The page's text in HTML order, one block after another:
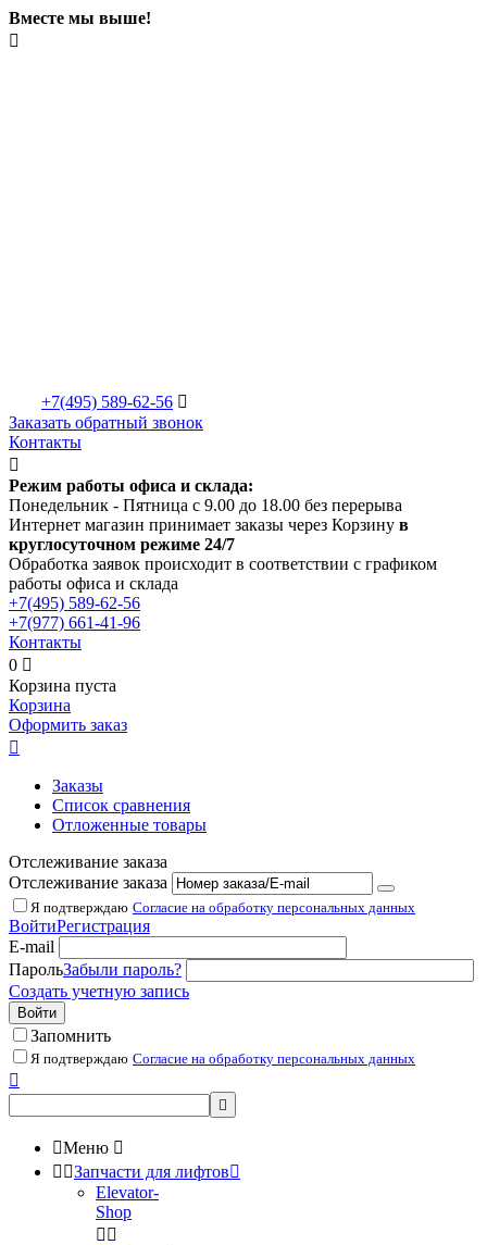
Вместе мы выше!

+7(495) 589-62-56 
Заказать обратный звонок
Контакты

Режим работы офиса и склада:
Понедельник - Пятница с 9.00 до 18.00 без перерыва
Интернет магазин принимает заказы через Корзину в
круглосуточном режиме 24/7
Обработка заявок происходит в соответствии с графиком
работы офиса и склада
+7(495) 589-62-56
+7(977) 661-41-96
Контакты
0 
Корзина пуста
Корзина
Оформить заказ

Заказы
Список сравнения
Отложенные товары
Отслеживание заказа
Отслеживание заказа
Я подтверждаю Согласие на обработку персональных данных
ВойтиРегистрация
E-mail
ПарольЗабыли пароль?
Создать учетную запись
Войти
Запомнить
Я подтверждаю Согласие на обработку персональных данных


Меню 
 Запчасти для лифтов
Elevator-
Shop
 